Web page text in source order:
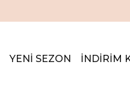
YENİ SEZON İNDİRİM